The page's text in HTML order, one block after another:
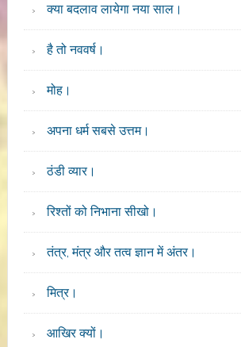
क्या बदलाव लायेगा नया साल।
है तो नववर्ष।
मोह।
अपना धर्म सबसे उत्तम।
ठंडी व्यार।
रिश्तों को निभाना सीखो।
तंत्र, मंत्र और तत्व ज्ञान में अंतर।
मित्र।
आखिर क्यों।